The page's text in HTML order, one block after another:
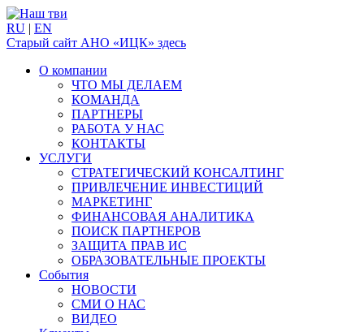
RU | EN
Старый сайт АНО «ИЦК» здесь
О компании
ЧТО МЫ ДЕЛАЕМ
КОМАНДА
ПАРТНЕРЫ
РАБОТА У НАС
КОНТАКТЫ
УСЛУГИ
СТРАТЕГИЧЕСКИЙ КОНСАЛТИНГ
ПРИВЛЕЧЕНИЕ ИНВЕСТИЦИЙ
МАРКЕТИНГ
ФИНАНСОВАЯ АНАЛИТИКА
ПОИСК ПАРТНЕРОВ
ЗАЩИТА ПРАВ ИС
ОБРАЗОВАТЕЛЬНЫЕ ПРОЕКТЫ
События
НОВОСТИ
СМИ О НАС
ВИДЕО